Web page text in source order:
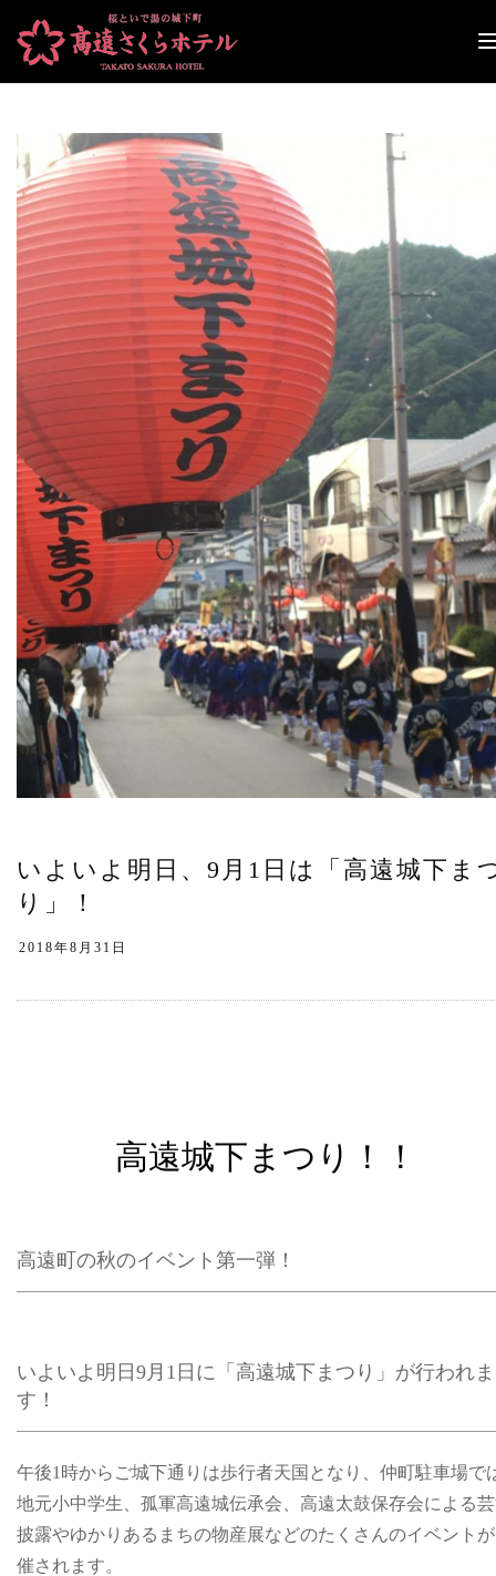
ナ
ゲ
え
いよいよ明日、9月1日は「高遠城下ま
り」！
高遠城下まつり！！
高遠町の秋のイベント第一弾！
いよいよ明日9月1日に「高遠城下まつり」が行われま
す！
午後1時からご城下通りは歩行者天国となり、仲町駐車場で
地元小中学生、孤軍高遠城伝承会、高遠太鼓保存会による
披露やゆかりあるまちの物産展などのたくさんのイベント
催されます。